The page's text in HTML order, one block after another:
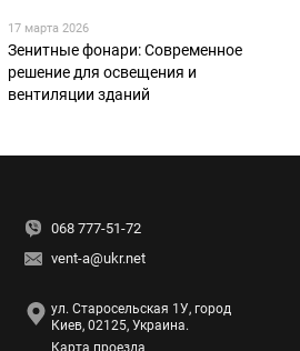
17 марта 2026
Зенитные фонари: Современное
решение для освещения и
вентиляции зданий
068 777-51-72
vent-a@ukr.net
ул. Старосельская 1У, город
Киев, 02125, Украина.